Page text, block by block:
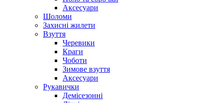
Аксесуари
Шоломи
Захисні жилети
Взуття
Черевики
Краги
Чоботи
Зимове взуття
Аксесуари
Рукавички
Демісезонні